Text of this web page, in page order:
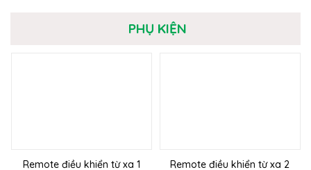
PHỤ KIỆN
Remote điều khiển từ xa 1
Remote điều khiển từ xa 2